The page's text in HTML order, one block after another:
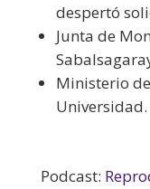
despertó
Junta de
Ministerio
Universidad.
Podcast: